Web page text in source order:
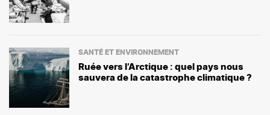
SANTÉ ET ENVIRONNEMENT
Ruée vers l’Arctique : quel pays nous
sauvera de la catastrophe climatique ?